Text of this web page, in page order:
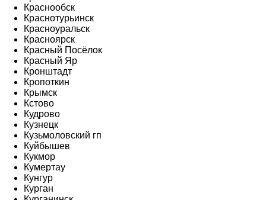
Краснообск
Краснотурьинск
Красноуральск
Красноярск
Красный Посёлок
Красный Яр
Кронштадт
Кропоткин
Крымск
Кстово
Кудрово
Кузнецк
Кузьмоловский гп
Куйбышев
Кукмор
Кумертау
Кунгур
Курган